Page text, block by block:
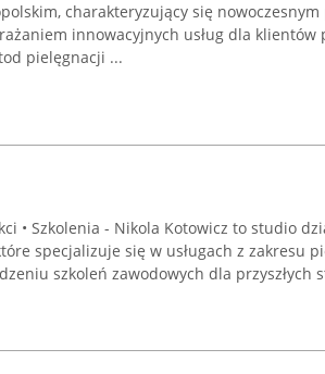
charakteryzujący się
innowacyjnych usług dla klientów
pielęgnacji ...
• Szkolenia - Nikola Kotowicz to studio
specjalizuje się w usługach z zakresu
szkoleń zawodowych dla przyszłych